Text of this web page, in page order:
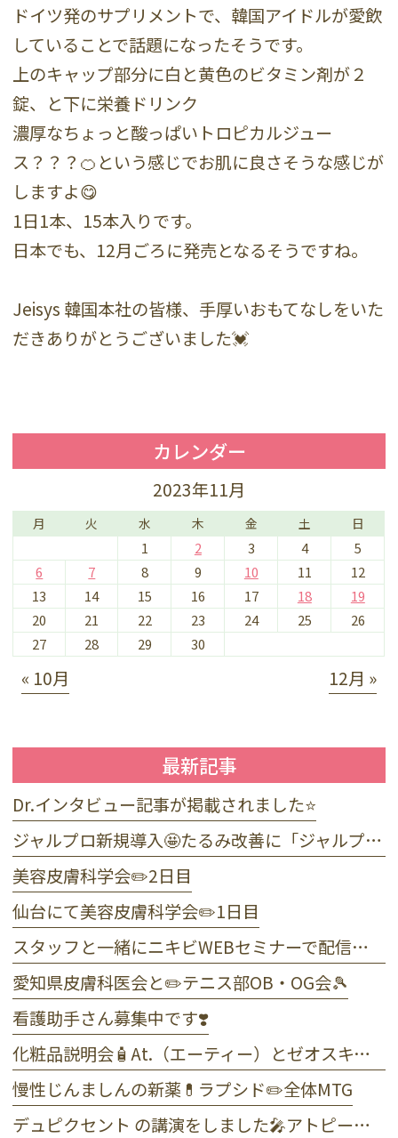
ドイツ発のサプリメントで、韓国アイドルが愛飲
していることで話題になったそうです。
上のキャップ部分に白と黄色のビタミン剤が２
錠、と下に栄養ドリンク
濃厚なちょっと酸っぱいトロピカルジュー
ス？？？🍊という感じでお肌に良さそうな感じが
しますよ😋
1日1本、15本入りです。
日本でも、12月ごろに発売となるそうですね。
Jeisys 韓国本社の皆様、手厚いおもてなしをいた
だきありがとうございました💓
カレンダー
2023年11月
月 火 水 木 金 土 日
1 2 3 4
5
6
7 8 9 10 11
12
13
14 15 16 17 18
19
20
21 22 23 24 25
26
27
28 29 30
« 10月 12月 »
最新記事
Dr.インタビュー記事が掲載されました⭐️
ジャルプロ新規導入🤩たるみ改善に「ジャルプロ・スーパーハイドロ」💉目元のくま・小じわに「ジャルプロヤングアイ」👀
美容皮膚科学会✏️2日目
仙台にて美容皮膚科学会✏️1日目
スタッフと一緒にニキビWEBセミナーで配信しました☺️
愛知県皮膚科医会と✏️テニス部OB・OG会🎾
看護助手さん募集中です❣️
化粧品説明会🧴At.（エーティー）とゼオスキンヘルス
慢性じんましんの新薬💊ラプシド✏️全体MTG
デュピクセント の講演をしました🎤アトピー性皮膚炎